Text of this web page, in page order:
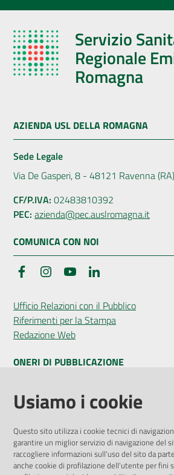
Servizio
Regionale
Romagna
AZIENDA USL DELLA ROMAGNA
Sede Legale
Via De Gasperi, 8 - 48121 Ravenna (RA)
CF/P.IVA: 02483810392
PEC: azienda@pec.auslromagna.it
COMUNICA CON NOI
FacebookInstagramYouTube
Ufficio Relazioni con il Pubblico
Riferimenti per la Stampa
Redazione Web
ONERI DI PUBBLICAZIONE
Amministrazione Trasparente
Pubblicità legale
Privacy Policy
Attuazione Misure PNRR
Liste di Attesa
Usiamo i cookie
Questo sito utilizza i cookie tecnici di
garantire un miglior servizio di navigazione del
raccogliere informazioni sull'uso del sito da
anche cookie di profilazione dell'utente per fini